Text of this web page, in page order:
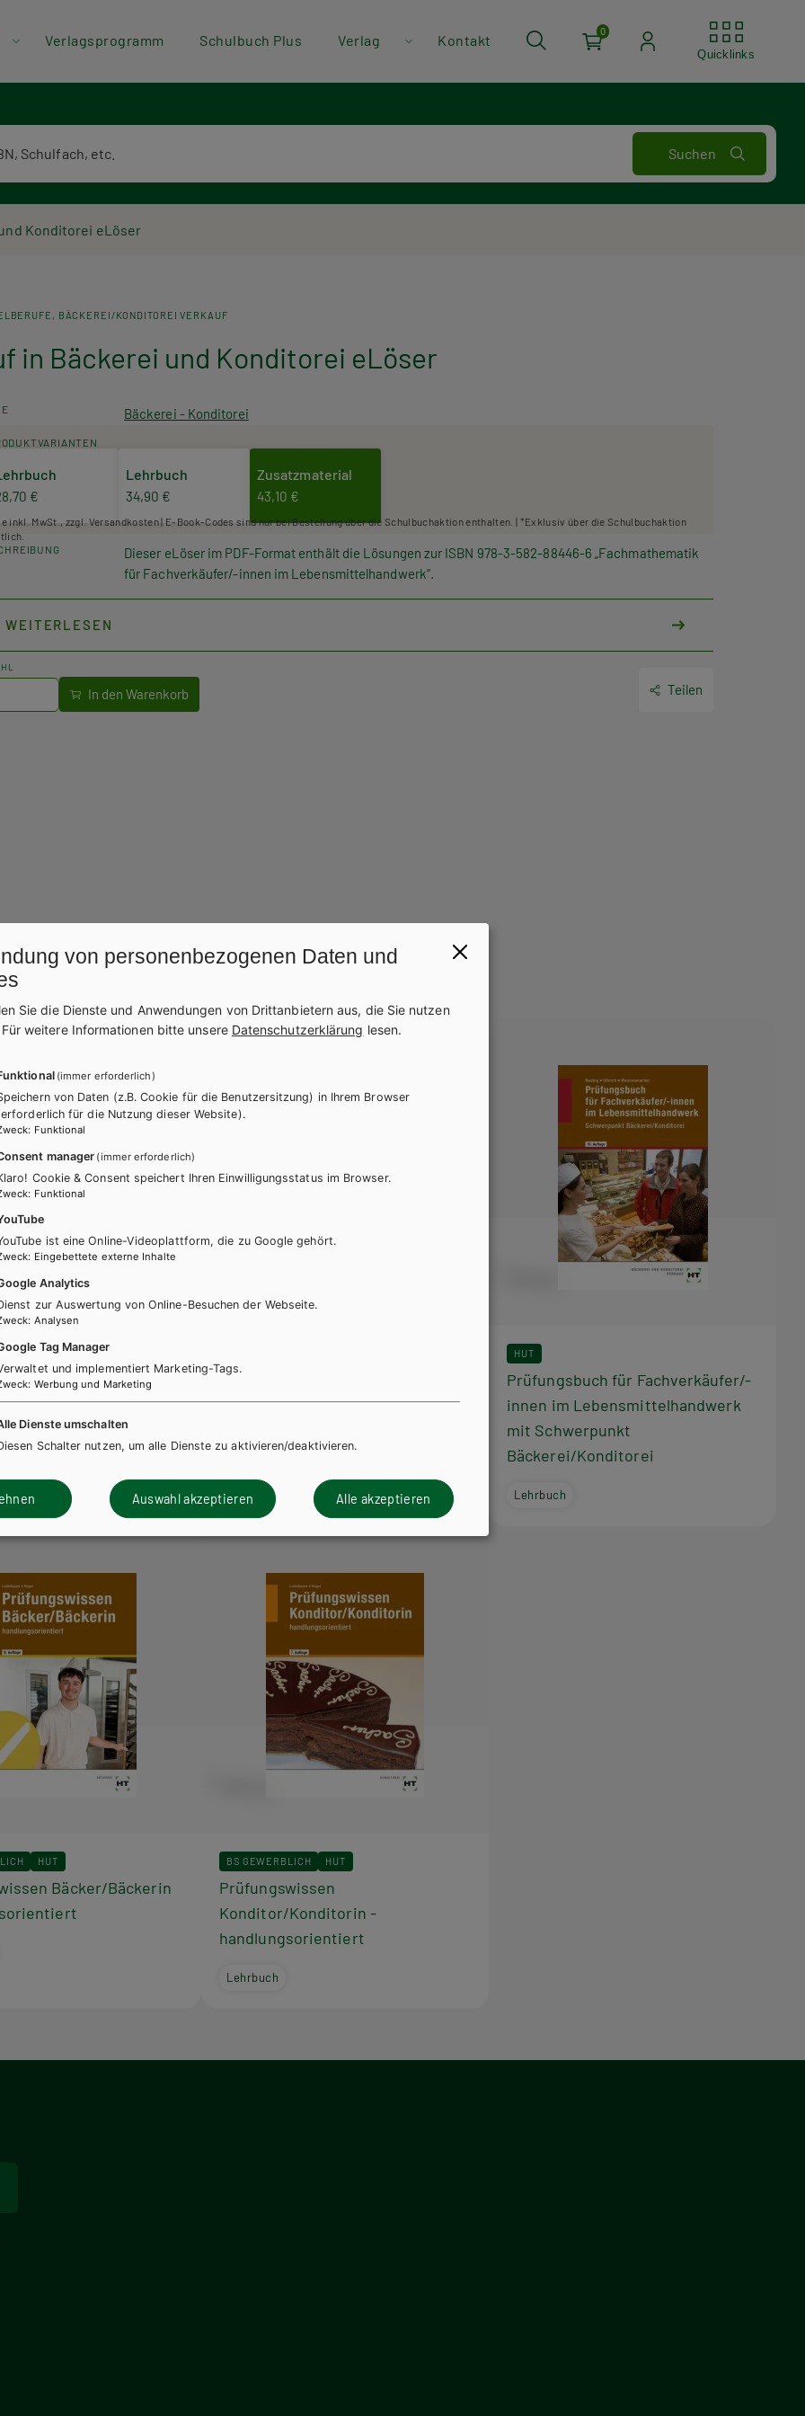
Verlagsprogramm Schulbuch Plus Verlag Kontakt
0
Quicklinks
Konditorei eLöser
BÄCKEREI/KONDITOREI VERKAUF
in Bäckerei und Konditorei eLöser
Bäckerei - Konditorei
€
Lehrbuch
34,90 €
Zusatzmaterial
43,10 €
inkl. MwSt., zzgl. Versandkosten | E-Book-Codes sind nur bei Bestellung über die Schulbuchaktion enthalten. | *Exklusiv über die Schulbuchaktion
Dieser eLöser im PDF-Format enthält die Lösungen zur ISBN 978-3-582-88446-6 „Fachmathematik
für Fachverkäufer/-innen im Lebensmittelhandwerk“.
WEITERLESEN
Teilen
Bände dieser Schulbuchreihe
in Lernfeldern
E-Book
Fachmathematik - Verkauf in
Bäckerei und Konditorei
Lehrbuch Zusatzmaterial
HUT
Prüfungsbuch für Fachverkäufer/-
innen im Lebensmittelhandwerk
mit Schwerpunkt
Bäckerei/Konditorei
Lehrbuch
HUT
Bäcker/Bäckerin
BS GEWERBLICH HUT
Prüfungswissen
Konditor/Konditorin -
handlungsorientiert
Lehrbuch
von personenbezogenen Daten und
Sie die Dienste und Anwendungen von Drittanbietern aus, die Sie nutzen
Für weitere Informationen bitte unsere Datenschutzerklärung lesen.
(immer erforderlich)
von Daten (z.B. Cookie für die Benutzersitzung) in Ihrem Browser
für die Nutzung dieser Website).
: Funktional
manager (immer erforderlich)
Cookie & Consent speichert Ihren Einwilligungsstatus im Browser.
: Funktional
ist eine Online-Videoplattform, die zu Google gehört.
: Eingebettete externe Inhalte
Analytics
zur Auswertung von Online-Besuchen der Webseite.
: Analysen
Tag Manager
und implementiert Marketing-Tags.
: Werbung und Marketing
Dienste umschalten
Schalter nutzen, um alle Dienste zu aktivieren/deaktivieren.
Auswahl akzeptieren Alle akzeptieren